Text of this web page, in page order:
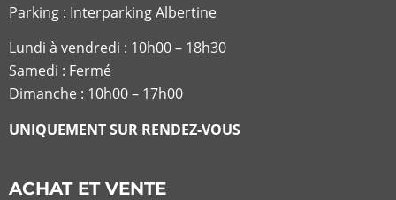
Parking : Interparking Albertine
Lundi à vendredi : 10h00 – 18h30
Samedi : Fermé
Dimanche : 10h00 – 17h00
UNIQUEMENT SUR RENDEZ-VOUS
ACHAT ET VENTE